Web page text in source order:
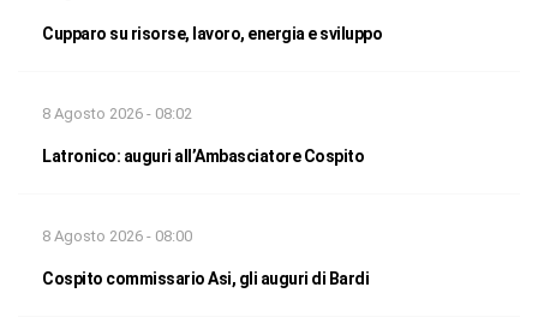
Cupparo su risorse, lavoro, energia e sviluppo
8 Agosto 2026 - 08:02
Latronico: auguri all’Ambasciatore Cospito
8 Agosto 2026 - 08:00
Cospito commissario Asi, gli auguri di Bardi